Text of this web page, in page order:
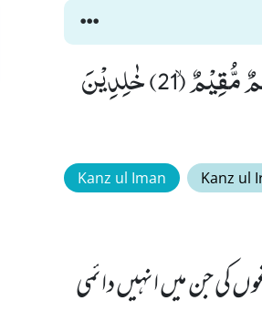
یُبَشِّرُهُمْ رَبُّهُمْ بِرَحْمَةٍ مِّنْهُ وَ رِضْوَانٍ وَّ جَنّٰتٍ لَّهُمْ فِیْهَا نَعِیْمٌ مُّقِیْمٌۙ (21) خٰلِدِیْنَ
Kanz ul Iman Kanz ul
کی جن میں انہیں دائمی